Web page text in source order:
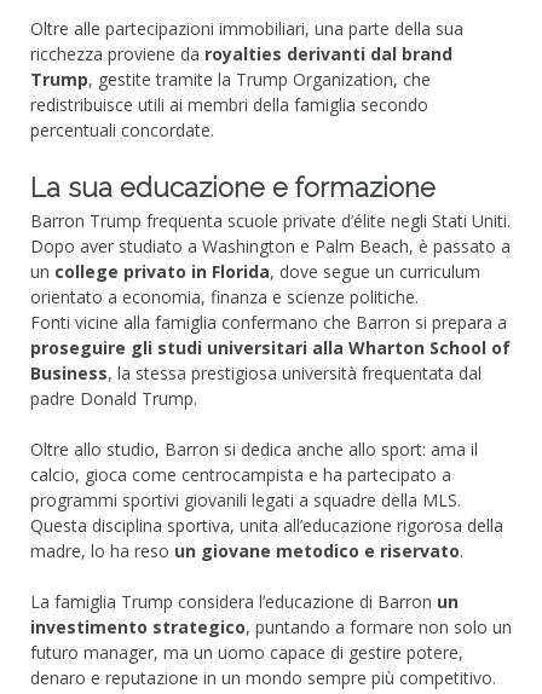
Oltre alle partecipazioni immobiliari, una parte della sua
ricchezza proviene da royalties derivanti dal brand
Trump, gestite tramite la Trump Organization, che
redistribuisce utili ai membri della famiglia secondo
percentuali concordate.
La sua educazione e formazione
Barron Trump frequenta scuole private d’élite negli Stati Uniti.
Dopo aver studiato a Washington e Palm Beach, è passato a
un college privato in Florida, dove segue un curriculum
orientato a economia, finanza e scienze politiche.
Fonti vicine alla famiglia confermano che Barron si prepara a
proseguire gli studi universitari alla Wharton School of
Business, la stessa prestigiosa università frequentata dal
padre Donald Trump.
Oltre allo studio, Barron si dedica anche allo sport: ama il
calcio, gioca come centrocampista e ha partecipato a
programmi sportivi giovanili legati a squadre della MLS.
Questa disciplina sportiva, unita all’educazione rigorosa della
madre, lo ha reso un giovane metodico e riservato.
La famiglia Trump considera l’educazione di Barron un
investimento strategico, puntando a formare non solo un
futuro manager, ma un uomo capace di gestire potere,
denaro e reputazione in un mondo sempre più competitivo.